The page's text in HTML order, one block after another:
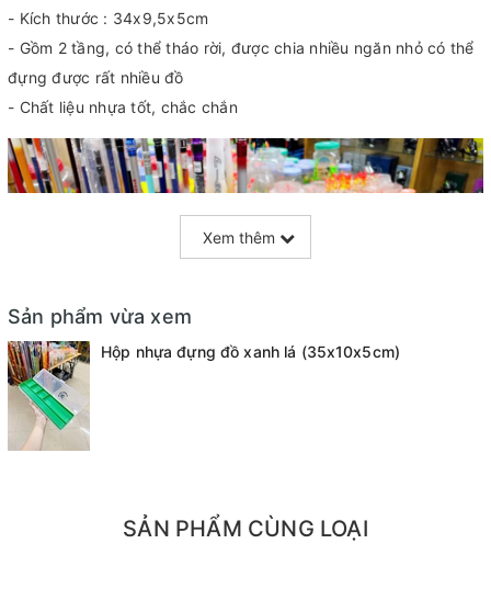
- Kích thước : 34x9,5x5cm
- Gồm 2 tầng, có thể tháo rời, được chia nhiều ngăn nhỏ có thể
đựng được rất nhiều đồ
- Chất liệu nhựa tốt, chắc chắn
Xem thêm
Sản phẩm vừa xem
Hộp nhựa đựng đồ xanh lá (35x10x5cm)
SẢN PHẨM CÙNG LOẠI